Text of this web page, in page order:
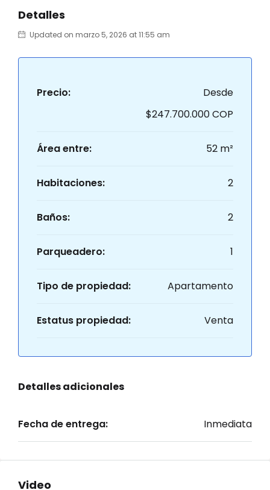
Detalles
Updated on marzo 5, 2026 at 11:55 am
Precio:
Desde
$247.700.000 COP
Área entre: 52 m²
Habitaciones: 2
Baños: 2
Parqueadero: 1
Tipo de propiedad: Apartamento
Estatus propiedad: Venta
Detalles adicionales
Fecha de entrega: Inmediata
Video